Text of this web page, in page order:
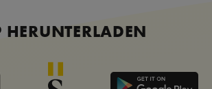
HERUNTERLADEN